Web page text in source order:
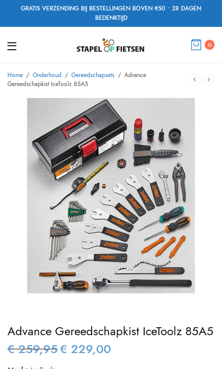
GRATIS VERZENDING BIJ BESTELLINGEN BOVEN €50 • 28 DAGEN
BEDENKTIJD
0
Home / Onderhoud / Gereedschapsets / Advance
Gereedschapkist IceToolz 85A5
Advance Gereedschapkist IceToolz 85A5
€259,95 Oorspronkelijke
€ 229,00